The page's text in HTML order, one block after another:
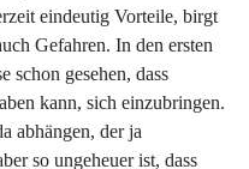
eindeutig Vorteile, birgt
Gefahren. In den ersten
schon gesehen, dass
kann, sich einzubringen.
abhängen, der ja
so ungeheuer ist, dass